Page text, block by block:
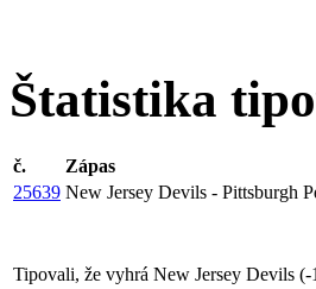
Štatistika
č. Zápas
25639 New Jersey Devils - Pittsburgh
Tipovali, že vyhrá New Jersey Devils (-1